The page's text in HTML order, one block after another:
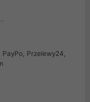
PayPo, Przelewy24,